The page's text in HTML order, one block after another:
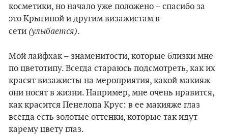
косметики, но начало уже положено – спасибо за
это Крыгиной и другим визажистам в
сети (улыбается).
Мой лайфхак – знаменитости, которые близки мне
по цветотипу. Всегда стараюсь подсмотреть, как их
красят визажисты на мероприятия, какой макияж
они носят в жизни. Например, мне очень нравится,
как красится Пенелопа Крус: в ее макияже глаз
всегда есть золотые оттенки, которые так идут
карему цвету глаз.